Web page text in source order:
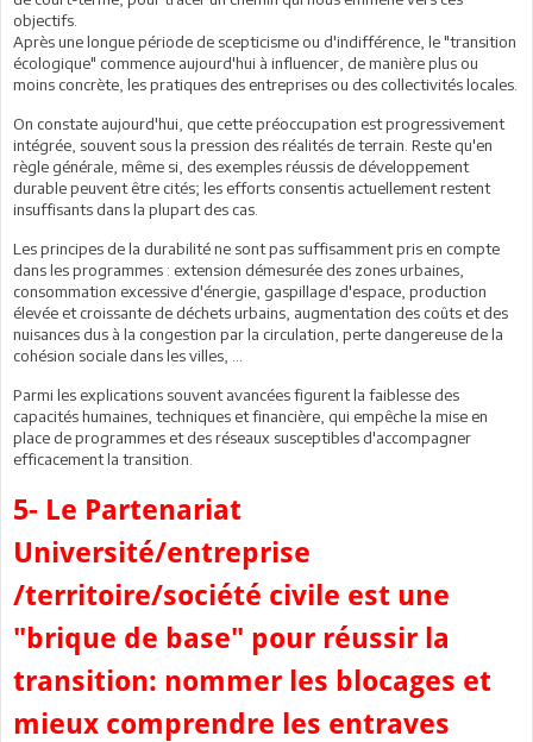
objectifs.
Après une longue période de scepticisme ou d'indifférence, le "transition
écologique" commence aujourd'hui à influencer, de manière plus ou
moins concrète, les pratiques des entreprises ou des collectivités locales.
On constate aujourd'hui, que cette préoccupation est progressivement
intégrée, souvent sous la pression des réalités de terrain. Reste qu'en
règle générale, même si, des exemples réussis de développement
durable peuvent être cités; les efforts consentis actuellement restent
insuffisants dans la plupart des cas.
Les principes de la durabilité ne sont pas suffisamment pris en compte
dans les programmes : extension démesurée des zones urbaines,
consommation excessive d'énergie, gaspillage d'espace, production
élevée et croissante de déchets urbains, augmentation des coûts et des
nuisances dus à la congestion par la circulation, perte dangereuse de la
cohésion sociale dans les villes, ...
Parmi les explications souvent avancées figurent la faiblesse des
capacités humaines, techniques et financière, qui empêche la mise en
place de programmes et des réseaux susceptibles d'accompagner
efficacement la transition.
5- Le Partenariat
Université/entreprise
/territoire/société civile est une
"brique de base" pour réussir la
transition: nommer les blocages et
mieux comprendre les entraves